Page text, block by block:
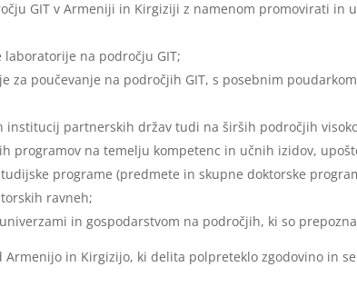
GIT v Armeniji in Kirgiziji z namenom promovirati
na področju GIT;
za poučevanje na področjih GIT, s posebnim
partnerskih držav tudi na širših področjih
programov na temelju kompetenc in učnih izidov,
programe (predmete in skupne doktorske
ravneh;
in gospodarstvom na področjih, ki so
in Kirgizijo, ki delita polpreteklo zgodovino in